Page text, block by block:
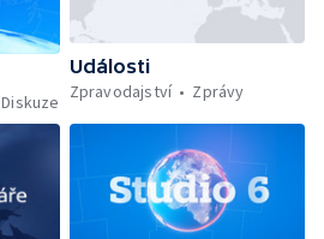
Diskuze
Události
Zpravodajství
Zprávy